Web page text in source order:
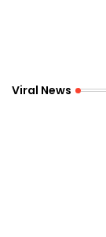
Viral News